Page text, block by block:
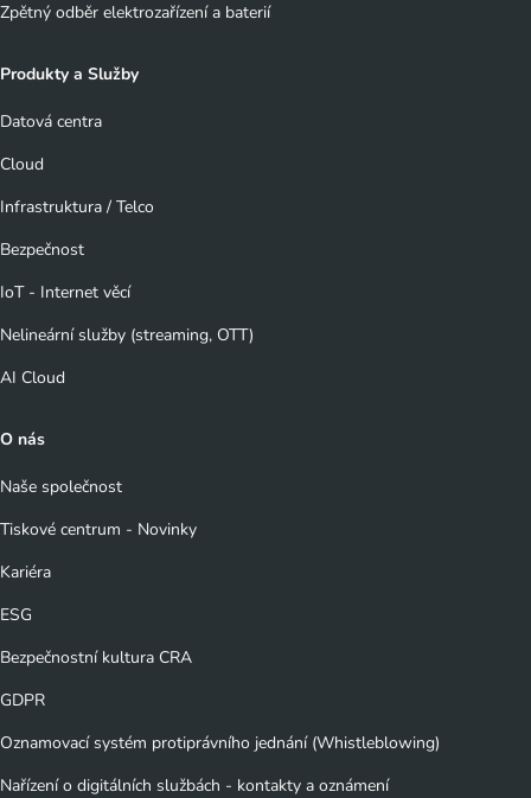
Zpětný odběr elektrozařízení a baterií
Produkty a Služby
Datová centra
Cloud
Infrastruktura / Telco
Bezpečnost
IoT - Internet věcí
Nelineární služby (streaming, OTT)
AI Cloud
O nás
Naše společnost
Tiskové centrum - Novinky
Kariéra
ESG
Bezpečnostní kultura CRA
GDPR
Oznamovací systém protiprávního jednání (Whistleblowing)
Nařízení o digitálních službách - kontakty a oznámení